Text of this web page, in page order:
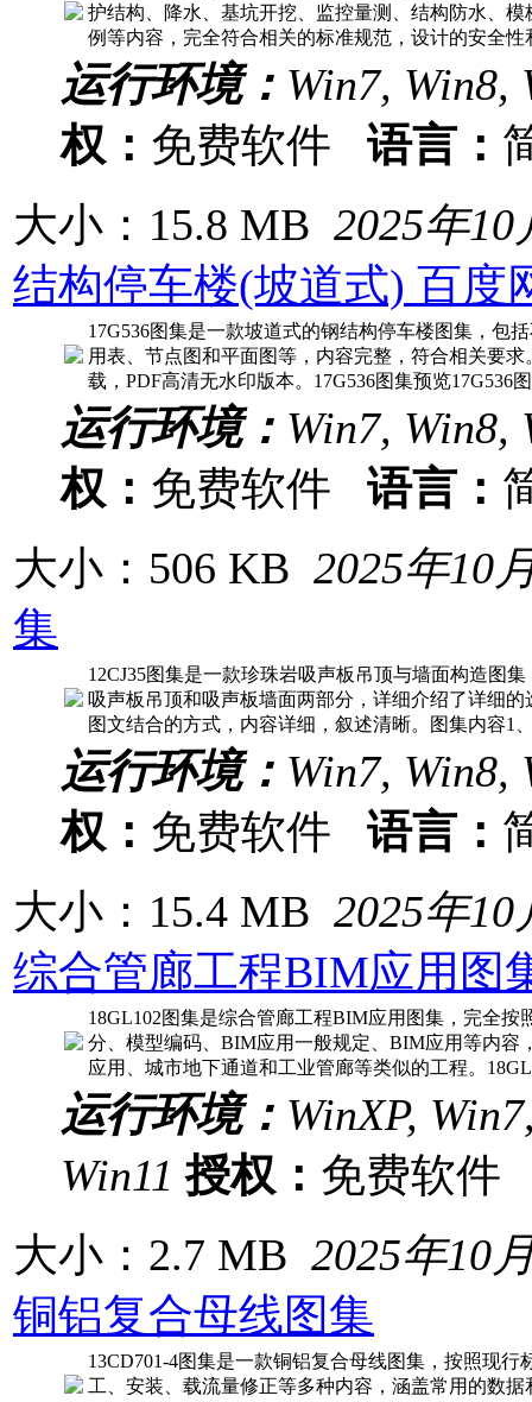
护结构、降水、基坑开挖、监控量测、结构防水、
例等内容，完全符合相关的标准规范，设计的安全
运行环境： Win7, Win8,
权： 免费软件 语言：
大小：15.8 MB 2025年10
结构停车楼(坡道式) 百度
17G536图集是一款坡道式的钢结构停车楼图集，包
用表、节点图和平面图等，内容完整，符合相关要
载，PDF高清无水印版本。17G536图集预览17G536
运行环境： Win7, Win8,
权： 免费软件 语言：
大小：506 KB 2025年10
集
12CJ35图集是一款珍珠岩吸声板吊顶与墙面构造图
吸声板吊顶和吸声板墙面两部分，详细介绍了详细
图文结合的方式，内容详细，叙述清晰。图集内容1
运行环境： Win7, Win8,
权： 免费软件 语言：
大小：15.4 MB 2025年10
综合管廊工程BIM应用图
18GL102图集是综合管廊工程BIM应用图集，完全
分、模型编码、BIM应用一般规定、BIM应用等内容
应用、城市地下通道和工业管廊等类似的工程。
运行环境： WinXP,
Win11 授权： 免费软
大小：2.7 MB 2025年10
铜铝复合母线图集
13CD701-4图集是一款铜铝复合母线图集，按照现
工、安装、载流量修正等多种内容，涵盖常用的数